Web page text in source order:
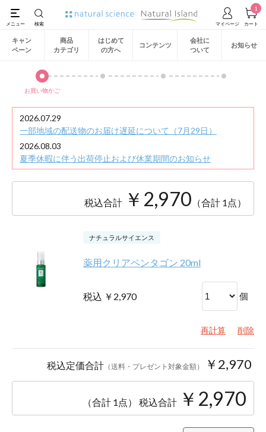
1
キャン
ペーン
商品
カテゴリ
はじめて
の方へ
コンテンツ
会社に
ついて
お知らせ
お買い物かご
2026.07.29
一部地域の配送物のお届け遅延について（7月29日）
2026.08.03
夏季休暇に伴う出荷停止および休業期間のお知らせ
税込合計 ￥2,970 （合計 1点）
ナチュラルサイエンス
薬用クリアペンタゴン 20ml
税込 ￥2,970 個
再計算 削除
税込定価合計 （送料・プレゼント対象金額） ￥2,970
（合計 1点） 税込合計 ￥2,970